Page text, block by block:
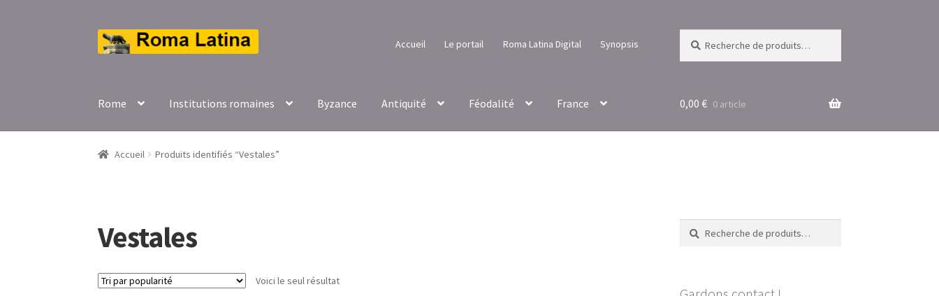
Aller
à
Aller
au
Accueil Le portail Roma Latina Digital Synopsis
pour :
Rome Institutions romaines Byzance Antiquité Féodalité France 0,00 € 0 article
Accueil Produits identifiés “Vestales”
Vestales
Voici le seul résultat
Recherche
pour :
Recherche